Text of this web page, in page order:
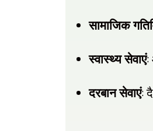
सामाजिक
स्वास्थ्य सेवाएं:
दरबान सेवाएं: